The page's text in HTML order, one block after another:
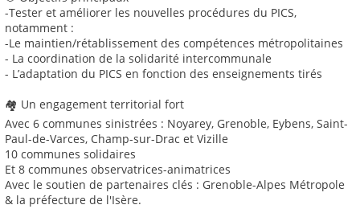
-Tester et améliorer les nouvelles procédures du PICS,
notamment :
-Le maintien/rétablissement des compétences métropolitaines
- La coordination de la solidarité intercommunale
- L’adaptation du PICS en fonction des enseignements tirés
🏘 Un engagement territorial fort
Avec 6 communes sinistrées : Noyarey, Grenoble, Eybens, Saint-
Paul-de-Varces, Champ-sur-Drac et Vizille
10 communes solidaires
Et 8 communes observatrices-animatrices
Avec le soutien de partenaires clés : Grenoble-Alpes Métropole
& la préfecture de l'Isère.